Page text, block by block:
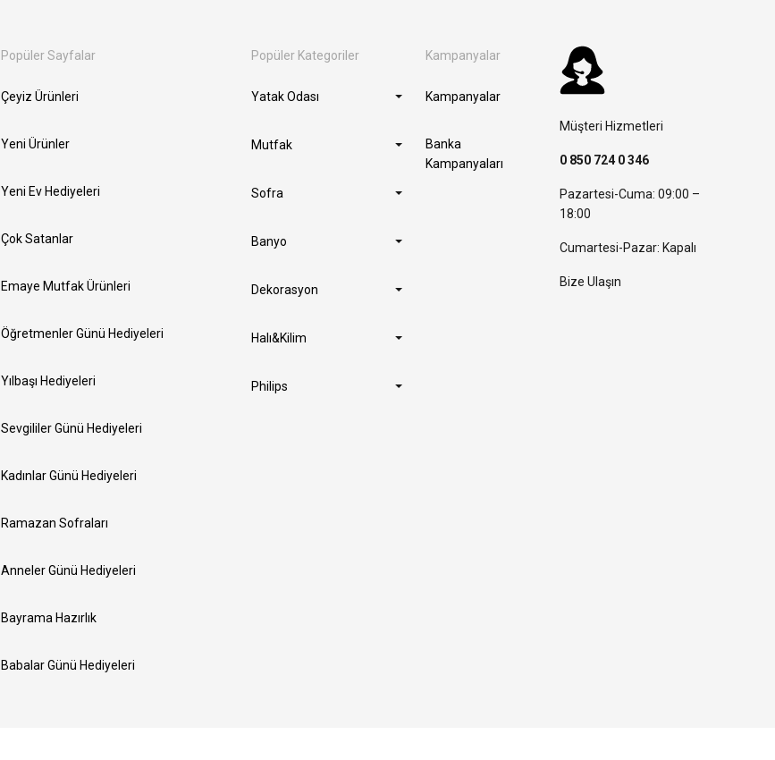
Popüler Sayfalar
Çeyiz Ürünleri
Yeni Ürünler
Yeni Ev Hediyeleri
Çok Satanlar
Emaye Mutfak Ürünleri
Öğretmenler Günü Hediyeleri
Yılbaşı Hediyeleri
Sevgililer Günü Hediyeleri
Kadınlar Günü Hediyeleri
Ramazan Sofraları
Anneler Günü Hediyeleri
Bayrama Hazırlık
Babalar Günü Hediyeleri
Popüler Kategoriler
Yatak Odası
Mutfak
Sofra
Banyo
Dekorasyon
Halı&Kilim
Philips
Kampanyalar
Kampanyalar
Banka
Kampanyaları
Müşteri Hizmetleri
0 850 724 0 346
Pazartesi-Cuma: 09:00 –
18:00
Cumartesi-Pazar: Kapalı
Bize Ulaşın